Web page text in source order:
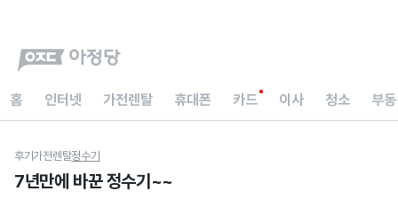
홈 인터넷 가전렌탈 휴대폰 카드 이사 청소 부
후기가전렌탈정수기
7년만에 바꾼 정수기~~